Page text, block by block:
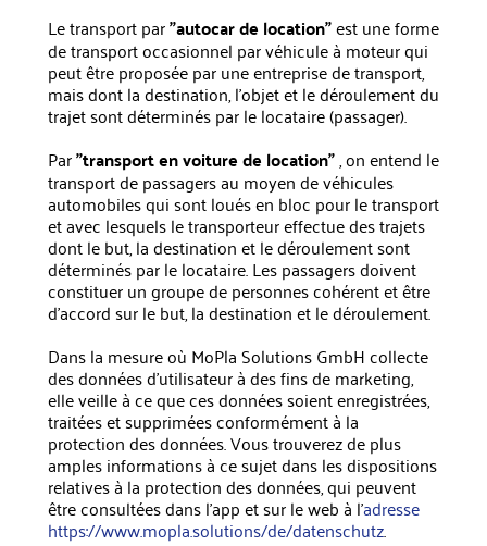
Le transport par"autocar de location"est une forme
de transport occasionnel par véhicule à moteur qui
peut être proposée par une entreprise de transport,
mais dont la destination, l'objet et le déroulement du
trajet sont déterminés par le locataire (passager).
Par"transport en voiture de location", on entend le
transport de passagers au moyen de véhicules
automobiles qui sont loués en bloc pour le transport
et avec lesquels le transporteur effectue des trajets
dont le but, la destination et le déroulement sont
déterminés par le locataire. Les passagers doivent
constituer un groupe de personnes cohérent et être
d'accord sur le but, la destination et le déroulement.
Dans la mesure où MoPla Solutions GmbH collecte
des données d'utilisateur à des fins de marketing,
elle veille à ce que ces données soient enregistrées,
traitées et supprimées conformément à la
protection des données. Vous trouverez de plus
amples informations à ce sujet dans les dispositions
relatives à la protection des données, qui peuvent
être consultées dans l'app et sur le web à l'adresse
https://www.mopla.solutions/de/datenschutz.